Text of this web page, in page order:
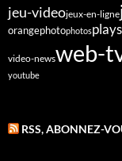
jeu-videojeux-en-ligne
orangephotophotos
video-newsweb-
youtube
RSS, ABONNEZ-